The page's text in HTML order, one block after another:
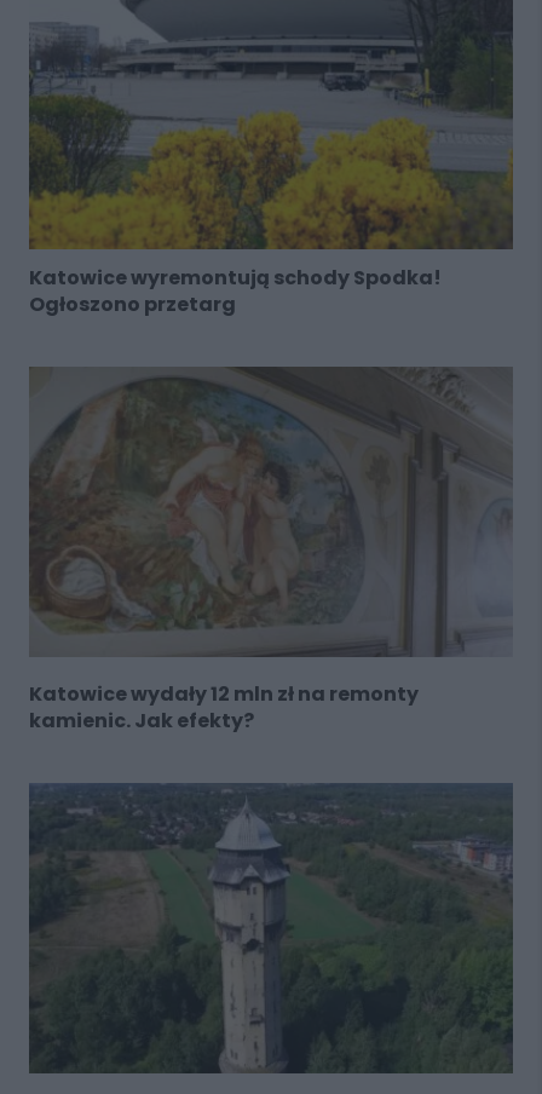
Katowice wyremontują schody Spodka!
Ogłoszono przetarg
Katowice wydały 12 mln zł na remonty
kamienic. Jak efekty?